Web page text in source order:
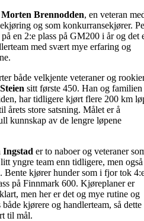
Brennodden, en veteran
og som konkurransekjører.
en 2:e plass på GM200 i år og det
med svært mye erfaring og
både velkjente veteraner og
sitt første 450. Han og familien
har tidligere kjørt flere 200 km
årets store satsning. Målet er å
kunnskap av de lengre løpene
Ingstad er to naboer og veteraner
yngre team enn tidligere, men også
Bente kjører hunder som i fjor tok
på Finnmark 600. Kjøreplaner er
men her er det og mye rutine og
kjørere og handlerteam, så dette
til mål.